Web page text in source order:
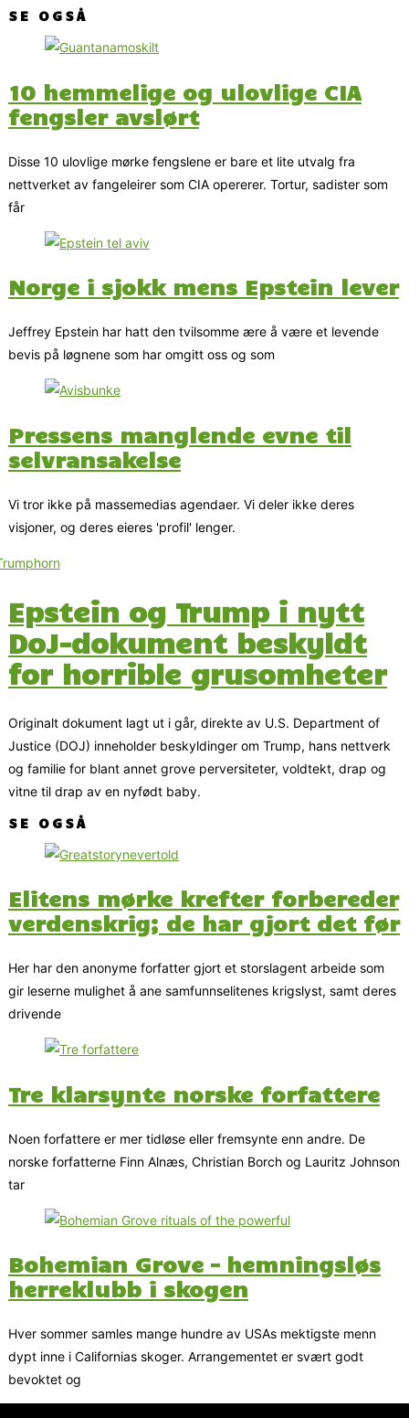
SE OGSÅ
10 hemmelige og ulovlige CIA
fengsler avslørt
Disse 10 ulovlige mørke fengslene er bare et lite utvalg fra
nettverket av fangeleirer som CIA opererer. Tortur, sadister som
får
Norge i sjokk mens Epstein lever
Jeffrey Epstein har hatt den tvilsomme ære å være et levende
bevis på løgnene som har omgitt oss og som
Pressens manglende evne til
selvransakelse
Vi tror ikke på massemedias agendaer. Vi deler ikke deres
visjoner, og deres eieres 'profil' lenger.
Epstein og Trump i nytt
DoJ-dokument beskyldt
for horrible grusomheter
Originalt dokument lagt ut i går, direkte av U.S. Department of
Justice (DOJ) inneholder beskyldinger om Trump, hans nettverk
og familie for blant annet grove perversiteter, voldtekt, drap og
vitne til drap av en nyfødt baby.
SE OGSÅ
Elitens mørke krefter forbereder
verdenskrig; de har gjort det før
Her har den anonyme forfatter gjort et storslagent arbeide som
gir leserne mulighet å ane samfunnselitenes krigslyst, samt deres
drivende
Tre klarsynte norske forfattere
Noen forfattere er mer tidløse eller fremsynte enn andre. De
norske forfatterne Finn Alnæs, Christian Borch og Lauritz Johnson
tar
Bohemian Grove – hemningsløs
herreklubb i skogen
Hver sommer samles mange hundre av USAs mektigste menn
dypt inne i Californias skoger. Arrangementet er svært godt
bevoktet og